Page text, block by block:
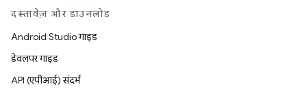
दस्तावेज़ और डाउनलोड
Android Studio गाइड
डेवलपर गाइड
API (एपीआई) संदर्भ